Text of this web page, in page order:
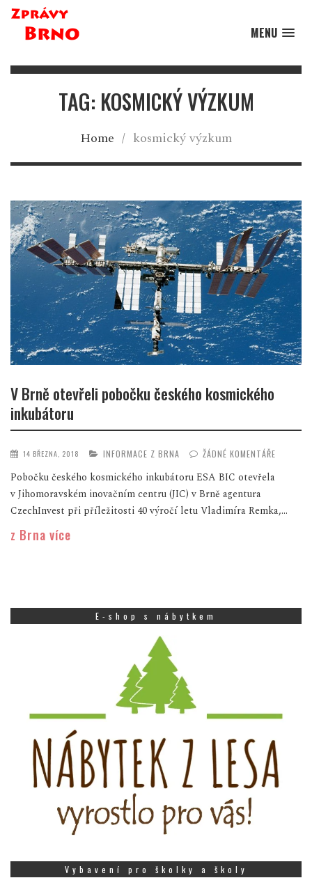
MENU
TAG: KOSMICKÝ VÝZKUM
Home / kosmický výzkum
V Brně otevřeli pobočku českého kosmického
inkubátoru
14 BŘEZNA, 2018 INFORMACE Z BRNA ŽÁDNÉ KOMENTÁŘE
Pobočku českého kosmického inkubátoru ESA BIC otevřela
v Jihomoravském inovačním centru (JIC) v Brně agentura
CzechInvest při příležitosti 40 výročí letu Vladimíra Remka,...
z Brna více
E-shop s nábytkem
Vybavení pro školky a školy